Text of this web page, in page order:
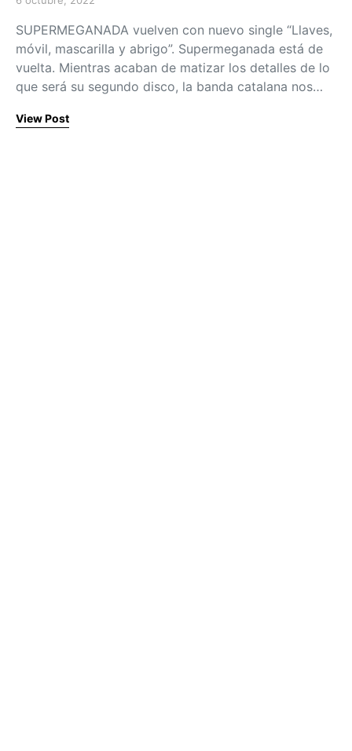
Posted on
SUPERMEGANADA vuelven con nuevo single “Llaves,
móvil, mascarilla y abrigo”. Supermeganada está de
vuelta. Mientras acaban de matizar los detalles de lo
que será su segundo disco, la banda catalana nos…
View Post